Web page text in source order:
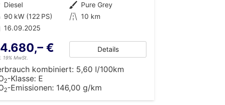
Diesel Außenfarbe Pure Grey
90 kW (122 PS) Kilometerstand 10 km
16.09.2025
€
19% MwSt.
Details
kombiniert: 5,60 l/100km
2-Klasse: E
2-Emissionen: 146,00 g/km